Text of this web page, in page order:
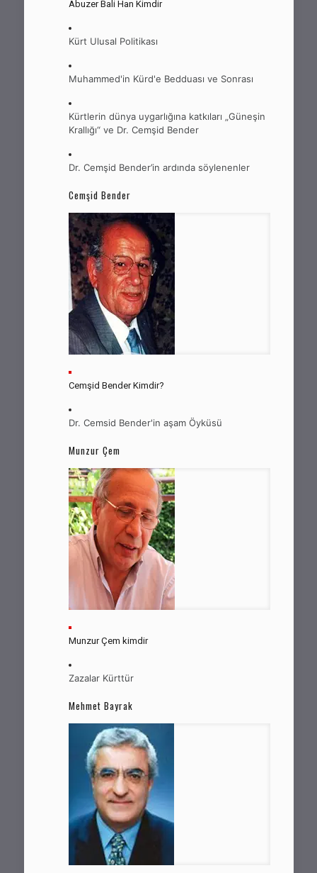
Abuzer Bali Han Kimdir
Kürt Ulusal Politikası
Muhammed'in Kürd'e Bedduası ve Sonrası
Kürtlerin dünya uygarlığına katkıları „Güneşin
Krallığı“ ve Dr. Cemşid Bender
Dr. Cemşid Bender’in ardında söylenenler
Cemşid Bender
Cemşid Bender Kimdir?
Dr. Cemsid Bender'in aşam Öyküsü
Munzur Çem
Munzur Çem kimdir
Zazalar Kürttür
Mehmet Bayrak